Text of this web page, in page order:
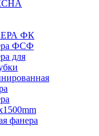
ФК
ФСФ
для
фанера